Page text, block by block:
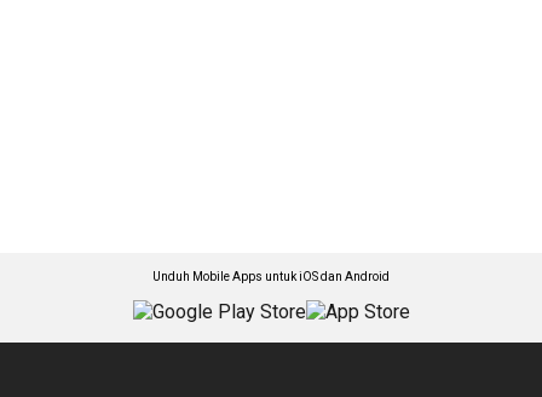
Unduh Mobile Apps untuk iOS dan Android